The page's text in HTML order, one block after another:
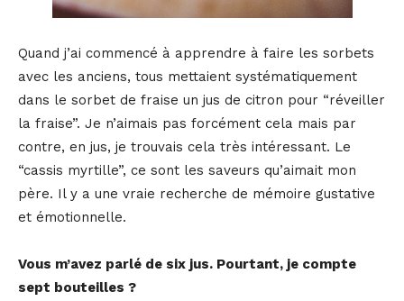
Quand j’ai commencé à apprendre à faire les sorbets
avec les anciens, tous mettaient systématiquement
dans le sorbet de fraise un jus de citron pour “réveiller
la fraise”. Je n’aimais pas forcément cela mais par
contre, en jus, je trouvais cela très intéressant. Le
“cassis myrtille”, ce sont les saveurs qu’aimait mon
père. Il y a une vraie recherche de mémoire gustative
et émotionnelle.
Vous m’avez parlé de six jus. Pourtant, je compte
sept bouteilles ?